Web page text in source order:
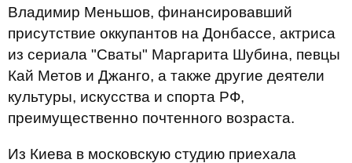
Владимир Меньшов, финансировавший
присутствие оккупантов на Донбассе, актриса
из сериала "Сваты" Маргарита Шубина, певцы
Кай Метов и Джанго, а также другие деятели
культуры, искусства и спорта РФ,
преимущественно почтенного возраста.
Из Киева в московскую студию приехала